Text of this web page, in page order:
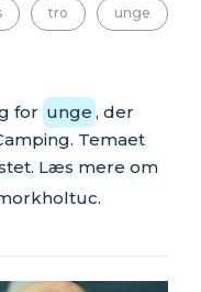
tro unge
for unge , der
Temaet
Læs mere om